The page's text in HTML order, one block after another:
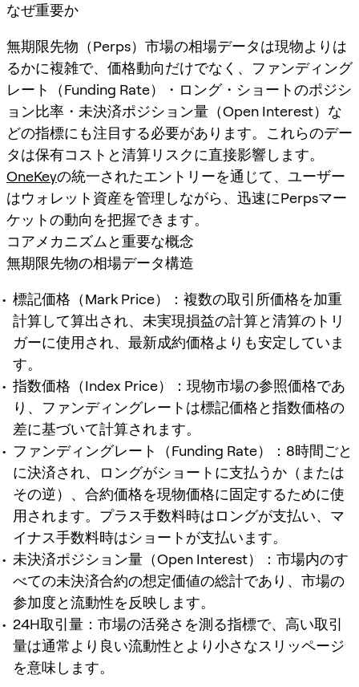
なぜ重要か
無期限先物（Perps）市場の相場データは現物よりは
るかに複雑で、価格動向だけでなく、ファンディング
レート（Funding Rate）・ロング・ショートのポジシ
ョン比率・未決済ポジション量（Open Interest）な
どの指標にも注目する必要があります。これらのデー
タは保有コストと清算リスクに直接影響します。
OneKeyの統一されたエントリーを通じて、ユーザー
はウォレット資産を管理しながら、迅速にPerpsマー
ケットの動向を把握できます。
コアメカニズムと重要な概念
無期限先物の相場データ構造
標記価格（Mark Price）：複数の取引所価格を加重
計算して算出され、未実現損益の計算と清算のトリ
ガーに使用され、最新成約価格よりも安定していま
す。
指数価格（Index Price）：現物市場の参照価格であ
り、ファンディングレートは標記価格と指数価格の
差に基づいて計算されます。
ファンディングレート（Funding Rate）：8時間ごと
に決済され、ロングがショートに支払うか（または
その逆）、合約価格を現物価格に固定するために使
用されます。プラス手数料時はロングが支払い、マ
イナス手数料時はショートが支払います。
未決済ポジション量（Open Interest）：市場内のす
べての未決済合約の想定価値の総計であり、市場の
参加度と流動性を反映します。
24H取引量：市場の活発さを測る指標で、高い取引
量は通常より良い流動性とより小さなスリッページ
を意味します。